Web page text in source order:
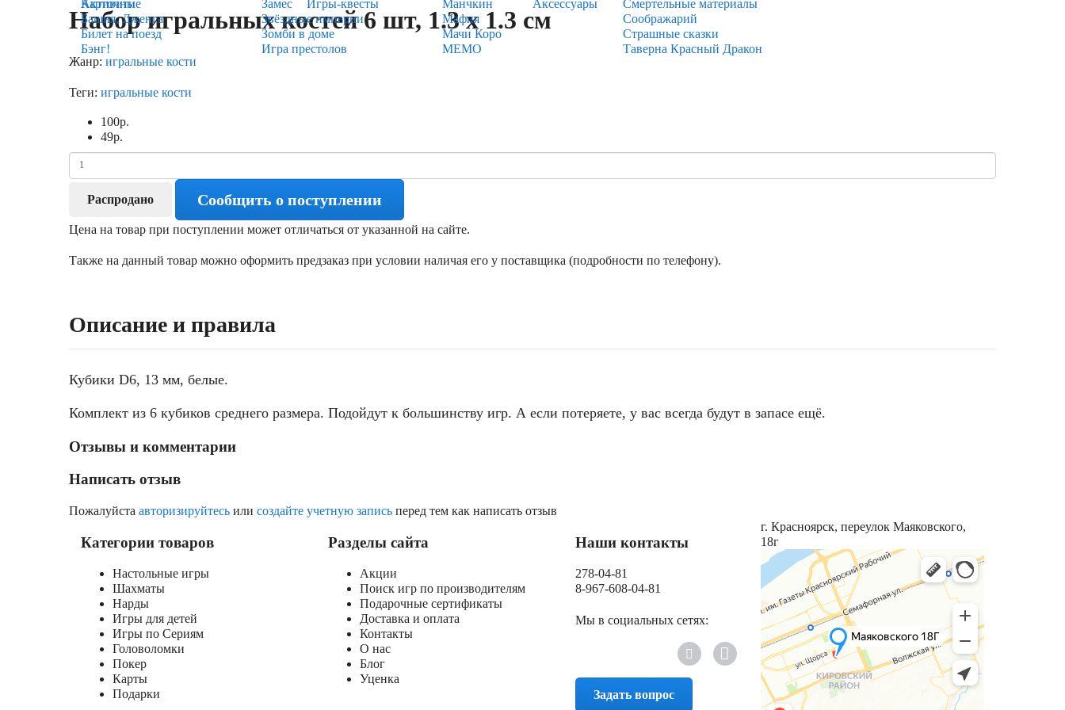
Карточные
Игры-квесты
Аксессуары
Активити
Башня, Дженга
Билет на поезд
Бэнг!
Замес
Звёздные империи
Зомби в доме
Игра престолов
Манчкин
Мафия
Мачи Коро
МЕМО
Смертельные материалы
Соображарий
Страшные сказки
Таверна Красный Дракон
Набор игральных костей 6 шт, 1.3 х 1.3 см
Жанр: игральные кости
Теги: игральные кости
100р.
49р.
Распродано Сообщить о поступлении
Цена на товар при поступлении может отличаться от указанной на сайте.
Также на данный товар можно оформить предзаказ при условии наличая его у поставщика (подробности по телефону).
Описание и правила
Кубики D6, 13 мм, белые.
Комплект из 6 кубиков среднего размера. Подойдут к большинству игр. А если потеряете, у вас всегда будут в запасе ещё.
Отзывы и комментарии
Написать отзыв
Пожалуйста авторизируйтесь или создайте учетную запись перед тем как написать отзыв
Категории товаров
Настольные игры
Шахматы
Нарды
Игры для детей
Игры по Сериям
Головоломки
Покер
Карты
Подарки
Разделы сайта
Акции
Поиск игр по производителям
Подарочные сертификаты
Доставка и оплата
Контакты
О нас
Блог
Уценка
Наши контакты
278-04-81
8-967-608-04-81
Мы в социальных сетях:
Задать вопрос
г. Красноярск, переулок Маяковского,
18г